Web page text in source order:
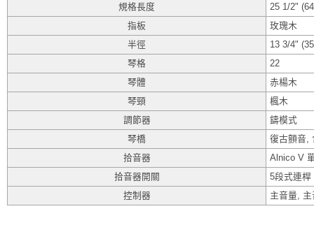
規格長度
25 1/2"
指板
玫瑰木
半徑
13 3/4"
琴格
22
琴體
赤楊木
琴頸
楓木
調節器
鑄模式
琴橋
復古顫音,
拾音器
Alnico V
拾音器開關
5段式連桿
控制器
主音量,